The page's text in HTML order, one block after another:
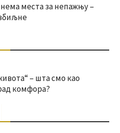
места за непажњу –
– шта смо као
комфора?